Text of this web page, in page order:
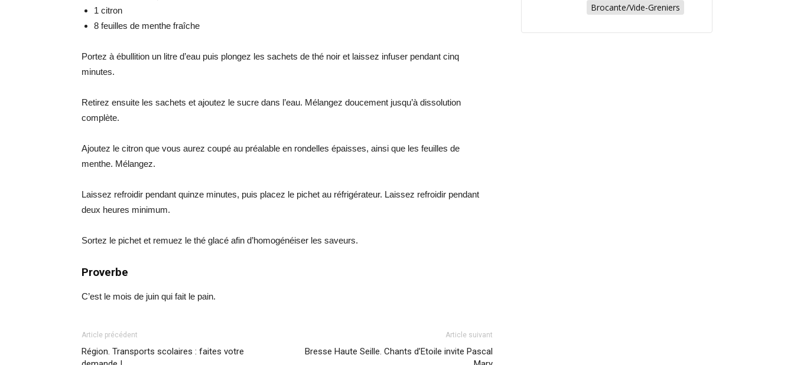
1 citron
8 feuilles de menthe fraîche
Portez à ébullition un litre d’eau puis plongez les sachets de thé noir et laissez infuser pendant cinq
minutes.
Retirez ensuite les sachets et ajoutez le sucre dans l’eau. Mélangez doucement jusqu’à dissolution
complète.
Ajoutez le citron que vous aurez coupé au préalable en rondelles épaisses, ainsi que les feuilles de
menthe. Mélangez.
Laissez refroidir pendant quinze minutes, puis placez le pichet au réfrigérateur. Laissez refroidir pendant
deux heures minimum.
Sortez le pichet et remuez le thé glacé afin d’homogénéiser les saveurs.
Proverbe
C’est le mois de juin qui fait le pain.
Article précédent
Région. Transports scolaires : faites votre
Article suivant
Bresse Haute Seille. Chants d’Etoile invite Pascal
Brocante/Vide-Greniers